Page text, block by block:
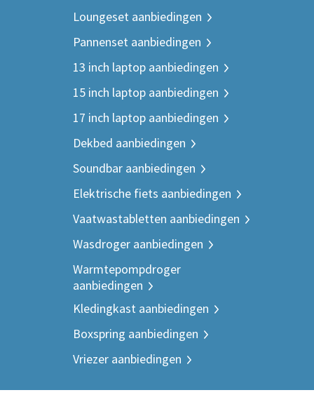
Loungeset aanbiedingen
Pannenset aanbiedingen
13 inch laptop aanbiedingen
15 inch laptop aanbiedingen
17 inch laptop aanbiedingen
Dekbed aanbiedingen
Soundbar aanbiedingen
Elektrische fiets aanbiedingen
Vaatwastabletten aanbiedingen
Wasdroger aanbiedingen
Warmtepompdroger
aanbiedingen
Kledingkast aanbiedingen
Boxspring aanbiedingen
Vriezer aanbiedingen